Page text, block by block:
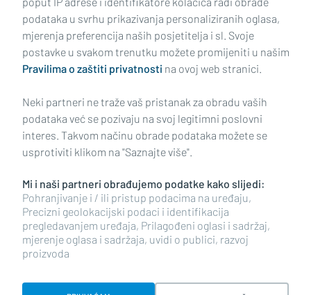
Impressum Uvjeti korištenja Politika privatnosti
Politika kolačića Kontakt Pritužbe Suradnici
Oglašavanje
RUBRIKE
BRODSKO-POSAVSKA ŽUPANIJA
POŽEŠKO-SLAVONSKA ŽUPANIJA
podataka u svrhu prikazivanja personaliziranih oglasa,
mjerenja preferencija naših posjetitelja i sl. Svoje
postavke u svakom trenutku možete promijeniti u našim
Pravilima o zaštiti privatnosti na ovoj web stranici.
Neki partneri ne traže vaš pristanak za obradu vaših
podataka već se pozivaju na svoj legitimni poslovni
interes. Takvom načinu obrade podataka možete se
usprotiviti klikom na "Saznajte više".
Mi i naši partneri obrađujemo podatke kako slijedi:
Pohranjivanje i / ili pristup podacima na uređaju,
Precizni geolokacijski podaci i identifikacija
pregledavanjem uređaja, Prilagođeni oglasi i sadržaj,
mjerenje oglasa i sadržaja, uvidi o publici, razvoj
proizvoda